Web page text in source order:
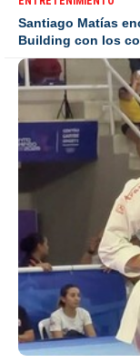
Santiago Matías
Building con los